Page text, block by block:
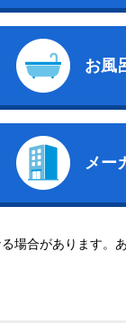
お風
メー
合があります。